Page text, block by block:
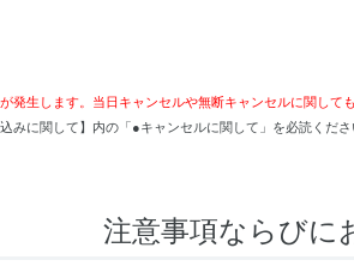
発生します。当日キャンセルや無断キャンセルに関して
みに関して】内の「●キャンセルに関して」を必読くださ
注意事項ならびに